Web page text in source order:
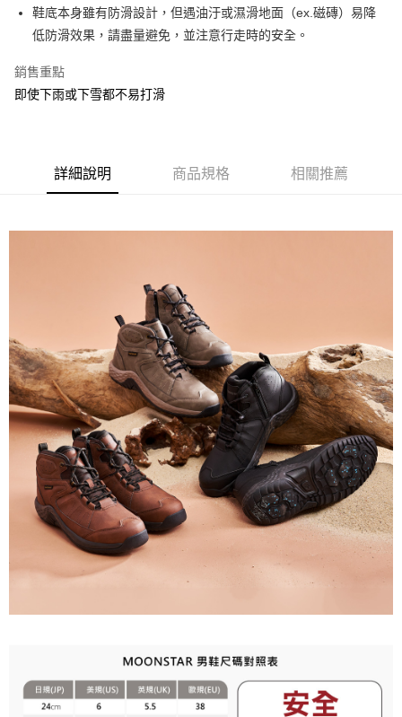
AFTEE先享後付
相關說明
AFTEE先享後付是「在收到商品之後才付款」的支付方式。 讓您購物簡單
１．簡單：不需註冊會員、不需綁卡、不需儲值。
【「AFTEE先享後付」結帳流程】
１．於結帳方式選擇「AFTEE先享後付」後，將跳轉至「AFTEE先享後付」
結帳頁面，進行簡訊認證並確認金額後，即可完成結帳。
３．收到繳費通知簡訊後14天內，點擊此簡訊中的連結，可透過四大超商／
※ 交易是否成功請以「AFTEE先享後付 」之結帳頁面顯示為準，若有關於
是否繳費成功／繳費後需取消欲退款等相關疑問，請聯繫「AFTEE先享後付
客戶支援中心」
https://netprotections.freshdesk.com/support/home
【注意事項】
１．透過由恩沛科技股份有限公司提供之「AFTEE先享後付」服務完成之交
易，需依本服務之必要範圍內提供個人資料，並將交易相關給付款項請求債
權轉讓予恩沛科技股份有限公司。
２．關於個人資料處理事宜，請瀏覽以下網址：
https://aftee.tw/terms/#terms3
３．未成年的使用者請事先徵得法定代理人或監護人之同意方可使用
「AFTEE先享後付」，若未經同意申辦者引起之損失，本公司不負相關責
任。
４．使用「AFTEE先享後付」時，將依據個別帳號之用戶狀況，依本公司即
時審查核予不同之上限額度；若仍有額度不足之情形，本公司將視審查結果
請求用戶進行身份認證。
５．嚴禁一人註冊多個帳號或使用他人資訊註冊。若發現惡意使用之情形，
恩沛科技股份有限公司將有權停止該用戶之使用額度並採取法律行動。
ATM付款
鞋底本身雖有防滑設計，但遇油汙或濕滑地面（ex.磁磚）易降
低防滑效果，請盡量避免，並注意行走時的安全。
銷售重點
即使下雨或下雪都不易打滑
詳細說明 商品規格 相關推薦